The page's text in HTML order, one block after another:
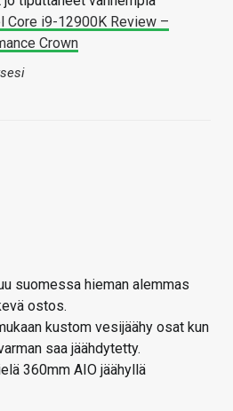
Core i9-12900K Review –
Crown
suomessa hieman alemmas
ostos.
kustom vesijäähy osat kun
saa jäähdytetty.
360mm AIO jäähyllä